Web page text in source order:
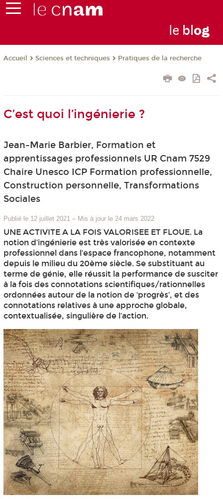
le blog
Accueil Sciences et techniques Pratiques de la recherche
C’est quoi l’ingénierie ?
Jean-Marie Barbier, Formation et
apprentissages professionnels UR Cnam 7529
Chaire Unesco ICP Formation professionnelle,
Construction personnelle, Transformations
Sociales
Publié le 12 juillet 2021 – Mis à jour le 24 mars 2022
UNE ACTIVITE A LA FOIS VALORISEE ET FLOUE. La
notion d’ingénierie est très valorisée en contexte
professionnel dans l’espace francophone, notamment
depuis le milieu du 20ème siècle. Se substituant au
terme de génie, elle réussit la performance de susciter
à la fois des connotations scientifiques/rationnelles
ordonnées autour de la notion de ‘progrès’, et des
connotations relatives à une approche globale,
contextualisée, singulière de l’action.